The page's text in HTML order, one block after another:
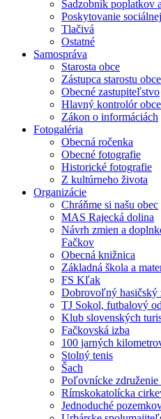
Sadzobník poplatkov
Poskytovanie
Tlačivá
Ostatné
Samospráva
Starosta obce
Zástupca starostu obce
Obecné zastupiteľstvo
Hlavný kontrolór obce
Zákon o informáciách
Fotogaléria
Obecná ročenka
Obecné fotografie
Historické fotografie
Z kultúrneho života
Organizácie
Chráňme si našu obec
MAS Rajecká dolina
Návrh zmien a
Fačkov
Obecná knižnica
Základná škola a
FS Kľak
Dobrovoľný hasičský
TJ Sokol, futbalový
Klub slovenských
Fačkovská izba
100 jarných
Stolný tenis
Šach
Poľovnícke združenie
Rímskokatolícka
Jednoduché